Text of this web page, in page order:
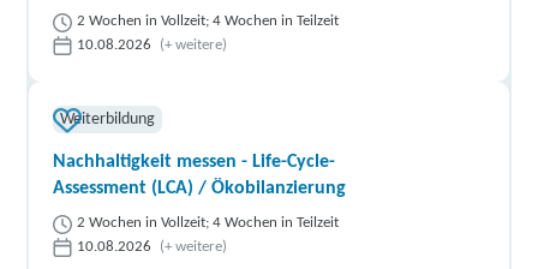
2 Wochen in Vollzeit; 4 Wochen in Teilzeit
10.08.2026
(+ weitere)
Weiterbildung
Nachhaltigkeit messen - Life-Cycle-
Assessment (LCA) / Ökobilanzierung
2 Wochen in Vollzeit; 4 Wochen in Teilzeit
10.08.2026
(+ weitere)